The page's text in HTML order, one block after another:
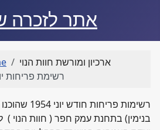
אתר לזכרה
ארכיון ומורשת חוות הנוי
רשימת פריחות יוני
רשימות
בנימין) בתחנת עמק חפר ( חוות הנוי )